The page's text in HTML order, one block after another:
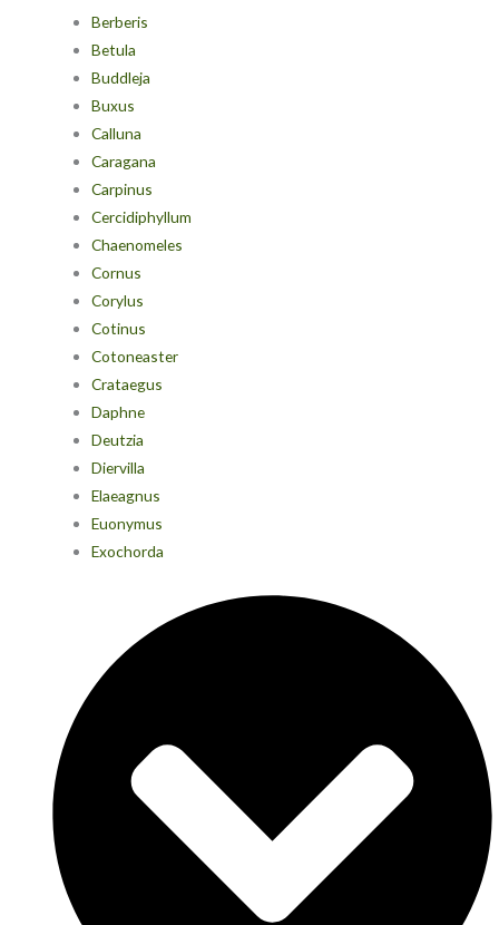
Berberis
Betula
Buddleja
Buxus
Calluna
Caragana
Carpinus
Cercidiphyllum
Chaenomeles
Cornus
Corylus
Cotinus
Cotoneaster
Crataegus
Daphne
Deutzia
Diervilla
Elaeagnus
Euonymus
Exochorda